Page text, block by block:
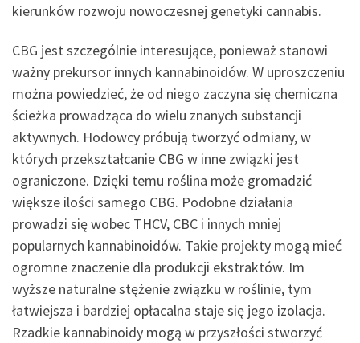
kierunków rozwoju nowoczesnej genetyki cannabis.
CBG jest szczególnie interesujące, ponieważ stanowi
ważny prekursor innych kannabinoidów. W uproszczeniu
można powiedzieć, że od niego zaczyna się chemiczna
ścieżka prowadząca do wielu znanych substancji
aktywnych. Hodowcy próbują tworzyć odmiany, w
których przekształcanie CBG w inne związki jest
ograniczone. Dzięki temu roślina może gromadzić
większe ilości samego CBG. Podobne działania
prowadzi się wobec THCV, CBC i innych mniej
popularnych kannabinoidów. Takie projekty mogą mieć
ogromne znaczenie dla produkcji ekstraktów. Im
wyższe naturalne stężenie związku w roślinie, tym
łatwiejsza i bardziej opłacalna staje się jego izolacja.
Rzadkie kannabinoidy mogą w przyszłości stworzyć